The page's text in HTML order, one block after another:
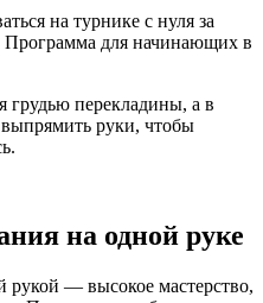
грудью перекладины, а в
руки, чтобы
на одной руке
рукой — высокое мастерство,